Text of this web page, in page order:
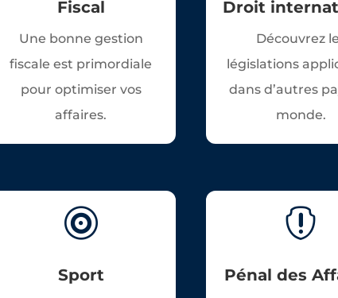
Fiscal
Une bonne gestion
fiscale est primordiale
pour optimiser vos
affaires.
Droit
Découvrez
législations
dans d’autres
monde.

Sport

Pénal des